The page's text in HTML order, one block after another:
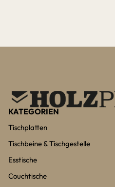
KATEGORIEN
Tischplatten
Tischbeine & Tischgestelle
Esstische
Couchtische